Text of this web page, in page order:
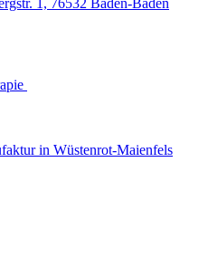
in Wüstenrot-Maienfels